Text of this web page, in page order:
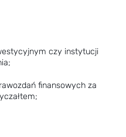
czy instytucji
finansowych za